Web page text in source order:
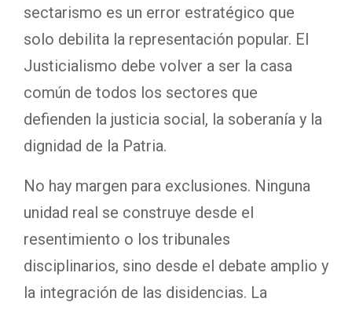
sectarismo es un error estratégico que
solo debilita la representación popular. El
Justicialismo debe volver a ser la casa
común de todos los sectores que
defienden la justicia social, la soberanía y la
dignidad de la Patria.
No hay margen para exclusiones. Ninguna
unidad real se construye desde el
resentimiento o los tribunales
disciplinarios, sino desde el debate amplio y
la integración de las disidencias. La